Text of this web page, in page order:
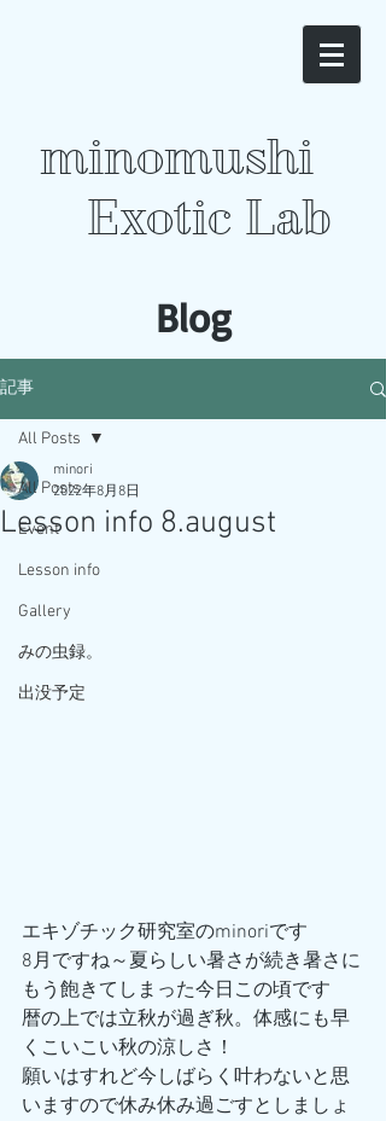
minomushi
Exotic Lab
​Blog
記事
All Posts
Event
Lesson info
Gallery
みの虫録。
出没予定
All Posts
Lesson info 8.august
minori
2022年8月8日
エキゾチック研究室のminoriです
8月ですね～夏らしい暑さが続き暑さに
もう飽きてしまった今日この頃です
暦の上では立秋が過ぎ秋。体感にも早
くこいこい秋の涼しさ！
願いはすれど今しばらく叶わないと思
いますので休み休み過ごすとしましょ